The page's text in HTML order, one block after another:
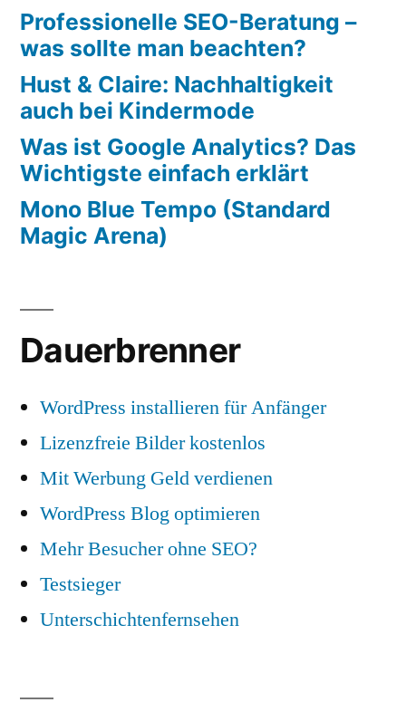
Professionelle SEO-Beratung –
was sollte man beachten?
Hust & Claire: Nachhaltigkeit
auch bei Kindermode
Was ist Google Analytics? Das
Wichtigste einfach erklärt
Mono Blue Tempo (Standard
Magic Arena)
Dauerbrenner
WordPress installieren für Anfänger
Lizenzfreie Bilder kostenlos
Mit Werbung Geld verdienen
WordPress Blog optimieren
Mehr Besucher ohne SEO?
Testsieger
Unterschichtenfernsehen